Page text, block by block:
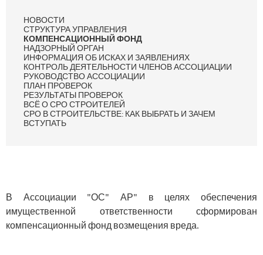
НОВОСТИ
СТРУКТУРА УПРАВЛЕНИЯ
КОМПЕНСАЦИОННЫЙ ФОНД
НАДЗОРНЫЙ ОРГАН
ИНФОРМАЦИЯ ОБ ИСКАХ И ЗАЯВЛЕНИЯХ
КОНТРОЛЬ ДЕЯТЕЛЬНОСТИ ЧЛЕНОВ АССОЦИАЦИИ
РУКОВОДСТВО АССОЦИАЦИИ
ПЛАН ПРОВЕРОК
РЕЗУЛЬТАТЫ ПРОВЕРОК
ВСЁ О СРО СТРОИТЕЛЕЙ
СРО В СТРОИТЕЛЬСТВЕ: КАК ВЫБРАТЬ И ЗАЧЕМ
ВСТУПАТЬ
В Ассоциации "ОС" АР" в целях обеспечения
имущественной ответственности сформирован
компенсационный фонд возмещения вреда.